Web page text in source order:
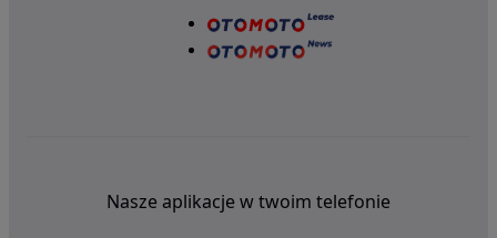
Nasze aplikacje w twoim telefonie